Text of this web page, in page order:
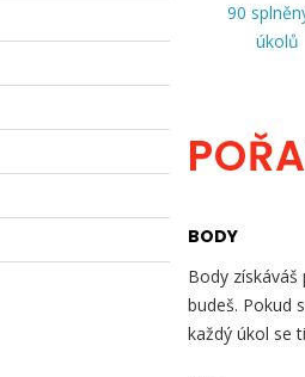
90
úkolů
BODY
Body
budeš. Pokud
každý úkol se